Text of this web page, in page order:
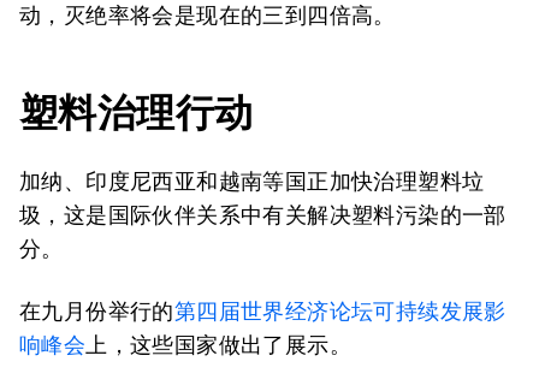
动，灭绝率将会是现在的三到四倍高。
塑料治理行动
加纳、印度尼西亚和越南等国正加快治理塑料垃
圾，这是国际伙伴关系中有关解决塑料污染的一部
分。
在九月份举行的第四届世界经济论坛可持续发展影
响峰会 上，这些国家做出了展示。